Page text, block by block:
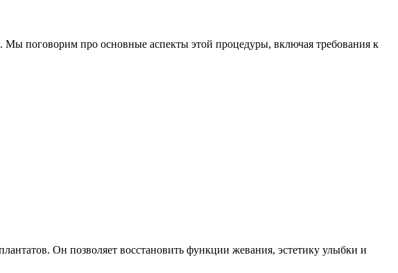
Мы поговорим про основные аспекты этой процедуры, включая требования к
Он позволяет восстановить функции жевания, эстетику улыбки и